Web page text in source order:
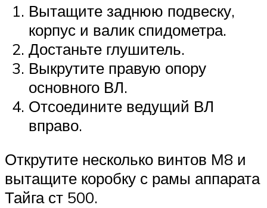
Вытащите заднюю подвеску,
корпус и валик спидометра.
Достаньте глушитель.
Выкрутите правую опору
основного ВЛ.
Отсоедините ведущий ВЛ
вправо.
Открутите несколько винтов М8 и
вытащите коробку с рамы аппарата
Тайга ст 500.